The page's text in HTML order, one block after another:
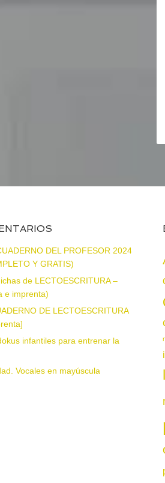
DEL PROFESOR 2024
Y GRATIS)
de LECTOESCRITURA –
e imprenta)
DE LECTOESCRITURA
infantiles para entrenar la
Vocales en mayúscula